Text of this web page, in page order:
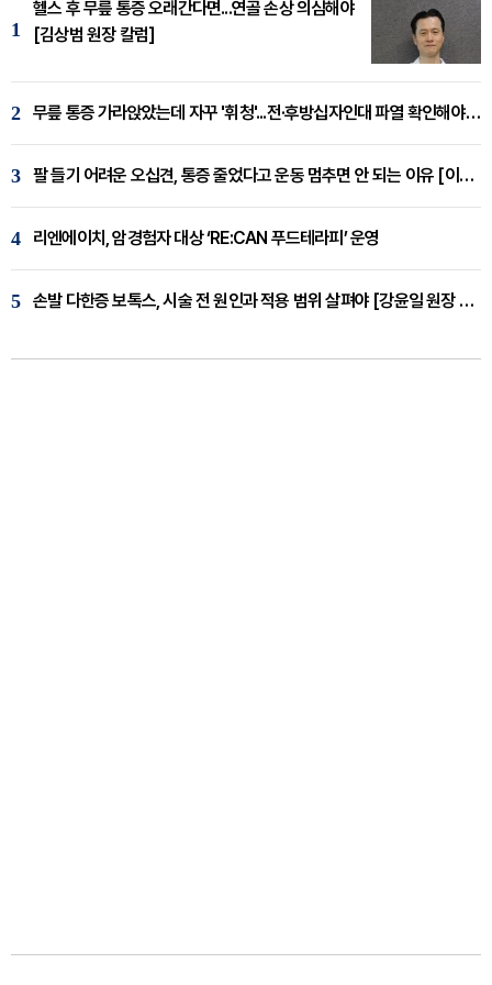
1
헬스 후 무릎 통증 오래간다면...연골 손상 의심해야
[김상범 원장 칼럼]
2 무릎 통증 가라앉았는데 자꾸 '휘청'...전·후방십자인대 파열 확인해야 [곽우경 원장 칼럼]
3 팔 들기 어려운 오십견, 통증 줄었다고 운동 멈추면 안 되는 이유 [이병욱 원장 칼럼]
4 리엔에이치, 암경험자 대상 ‘RE:CAN 푸드테라피’ 운영
5 손발 다한증 보톡스, 시술 전 원인과 적용 범위 살펴야 [강윤일 원장 칼럼]